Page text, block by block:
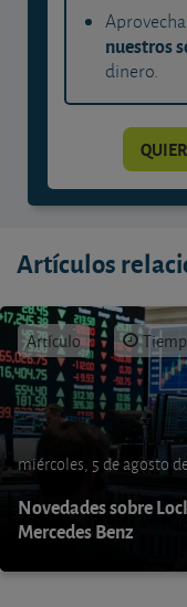
nuestros
dinero.
Artículos
Artículo
miércoles, 5 de agosto
Novedades sobre
Mercedes Benz